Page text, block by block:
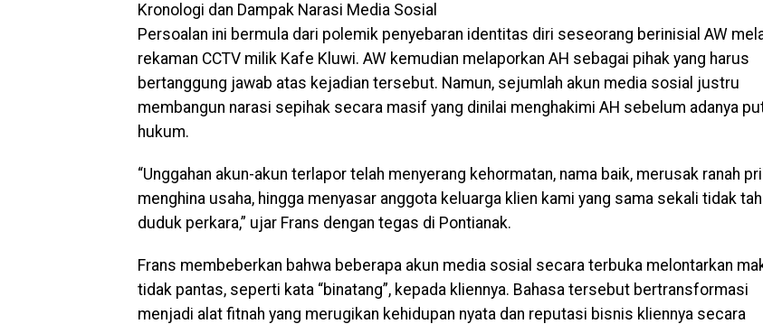
Kronologi dan Dampak Narasi Media Sosial
Persoalan ini bermula dari polemik penyebaran identitas diri seseorang berinisial AW
rekaman CCTV milik Kafe Kluwi. AW kemudian melaporkan AH sebagai pihak yang harus
bertanggung jawab atas kejadian tersebut. Namun, sejumlah akun media sosial justru
membangun narasi sepihak secara masif yang dinilai menghakimi AH sebelum adanya
hukum.
“Unggahan akun-akun terlapor telah menyerang kehormatan, nama baik, merusak ranah
menghina usaha, hingga menyasar anggota keluarga klien kami yang sama sekali tidak
duduk perkara,” ujar Frans dengan tegas di Pontianak.
Frans membeberkan bahwa beberapa akun media sosial secara terbuka melontarkan
tidak pantas, seperti kata “binatang”, kepada kliennya. Bahasa tersebut bertransformasi
menjadi alat fitnah yang merugikan kehidupan nyata dan reputasi bisnis kliennya secara